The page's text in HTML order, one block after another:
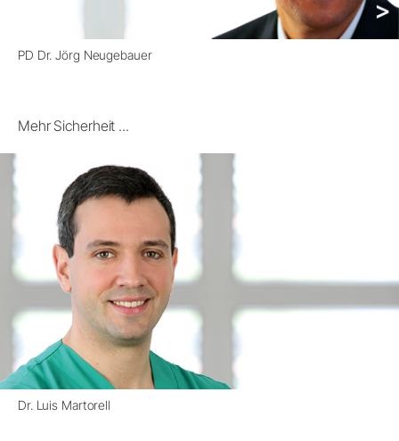
PD Dr. Jörg Neugebauer
Mehr Sicherheit ...
Dr. Luis Martorell